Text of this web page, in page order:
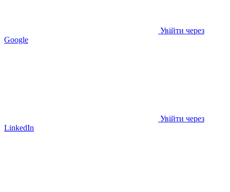
Увійти через
Google
Увійти через
LinkedIn